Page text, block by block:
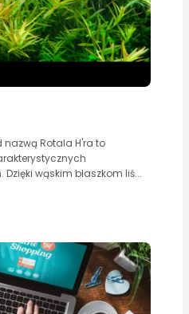
Rotala H'ra to
wąskim blaszkom liś...